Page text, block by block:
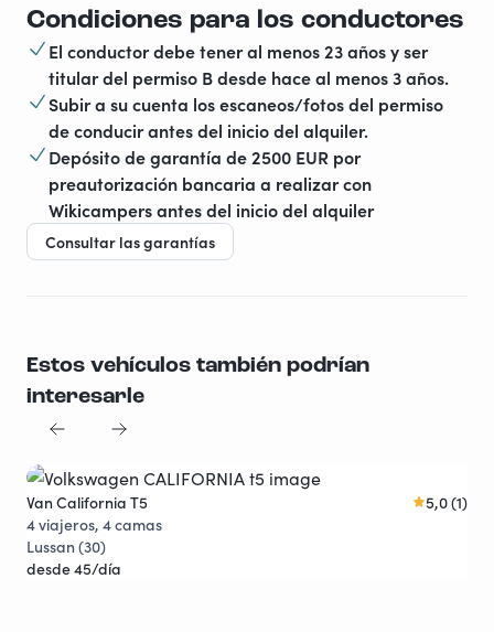
Condiciones para los conductores
El conductor debe tener al menos 23 años y ser
titular del permiso B desde hace al menos 3 años.
Subir a su cuenta los escaneos/fotos del permiso
de conducir antes del inicio del alquiler.
Depósito de garantía de 2500 EUR por
preautorización bancaria a realizar con
Wikicampers antes del inicio del alquiler
Consultar las garantías
Estos vehículos también podrían
interesarle
Joya viajera
Van California T5
5,0 (1)
4 viajeros, 4 camas
Lussan (30)
desde 45/día